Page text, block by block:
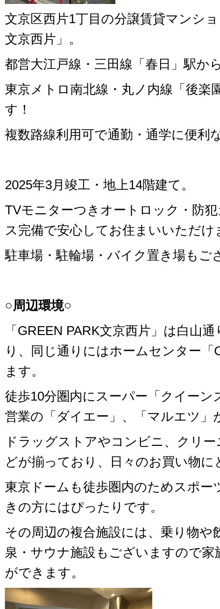
文京区西片1丁目の分譲賃貸マンシ
文京西片」。
都営大江戸線・三田線「春日」駅か
東京メトロ南北線・丸ノ内線「後楽
す！
複数路線利用可で通勤・通学に便利
2025年3月竣工・地上14階建て。
TVモニターつきオートロック・防
ス完備で安心してお住まいいただけ
駐車場・駐輪場・バイク置き場もご
○周辺環境○
「GREEN PARK文京西片」は白山
り、同じ通りにはホームセンター「
ます。
徒歩10分圏内にスーパー「クイーン
営業の「ダイエー」、「マルエツ」
ドラッグストアやコンビニ、クリ
どが揃っており、日々のお買い物に
東京ドームも徒歩圏内のためスポー
きの方にはぴったりです。
その周辺の複合施設には、乗り物や
泉・サウナ施設もございますので家
ができます。